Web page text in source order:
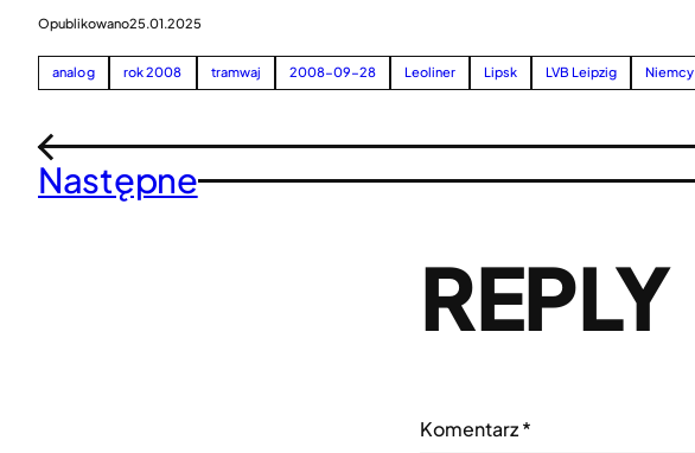
Opublikowano25.01.2025
analog rok 2008 tramwaj 2008-09-28 Leoliner Lipsk LVB Leipzig Niemcy
←
Następne
REPLY
Komentarz*